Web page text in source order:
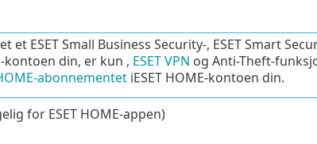
ESET Small Business Security-, ESET Smart
kontoen din, er kun , ESET VPN og Anti-Theft-
abonnementetiESET HOME-kontoen din.
for ESET HOME-appen)